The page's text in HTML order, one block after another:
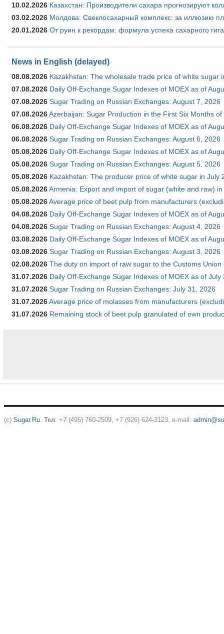
10.02.2026 Казахстан: Производители сахара прогнозируют
03.02.2026 Молдова: Свеклосахарный комплекс: за иллюзию
20.01.2026 От руин к рекордам: формула успеха сахарного
News in English (delayed)
08.08.2026 Kazakhstan: The wholesale trade price of white sugar
07.08.2026 Daily Off-Exchange Sugar Indexes of MOEX as of
07.08.2026 Sugar Trading on Russian Exchanges: August 7, 2026
07.08.2026Azerbaijan: Sugar Production in the First Six Months of
06.08.2026 Daily Off-Exchange Sugar Indexes of MOEX as of
06.08.2026 Sugar Trading on Russian Exchanges: August 6, 2026
05.08.2026 Daily Off-Exchange Sugar Indexes of MOEX as of
05.08.2026 Sugar Trading on Russian Exchanges: August 5, 2026
05.08.2026 Kazakhstan: The producer price of white sugar in July
05.08.2026Armenia: Export and import of sugar (white and raw)
05.08.2026Average price of beet pulp from manufacturers
04.08.2026 Daily Off-Exchange Sugar Indexes of MOEX as of
04.08.2026 Sugar Trading on Russian Exchanges: August 4, 2026
03.08.2026 Daily Off-Exchange Sugar Indexes of MOEX as of
03.08.2026 Sugar Trading on Russian Exchanges: August 3, 2026
02.08.2026 The duty on import of raw sugar to the Customs
31.07.2026 Daily Off-Exchange Sugar Indexes of MOEX as of July
31.07.2026 Sugar Trading on Russian Exchanges: July 31, 2026
31.07.2026Average price of molasses from manufacturers
31.07.2026 Remaining stock of beet pulp granulated of own
(c) Sugar.Ru. Тел: +7 (495) 760-2509, +7 (926) 624-3123, e-mail: